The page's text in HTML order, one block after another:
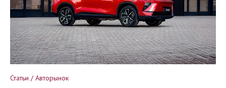
Статьи / Авторынок